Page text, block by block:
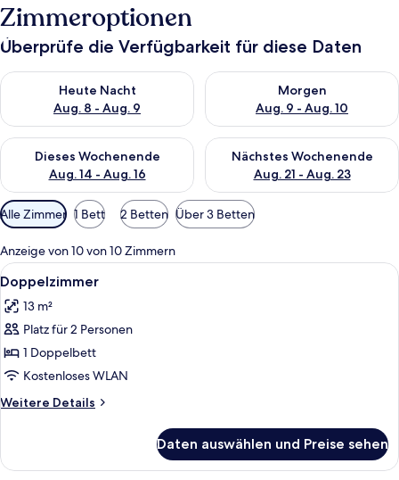
Zimmeroptionen
Überprüfe die Verfügbarkeit für diese Daten
Heute Nacht
Aug. 8 - Aug. 9
Überprüfe die Verfügbarkeit für heute Nacht, Aug. 8 - Aug. 9.
Morgen
Aug. 9 - Aug. 10
Überprüfe die Verfügbarkeit
Dieses Wochenende
Aug. 14 - Aug. 16
Überprüfe die Verfügbarkeit für dieses Wochenende, Aug. 14
Nächstes Wochenende
Aug. 21 - Aug. 23
Überprüfe die Verfügbarkeit
Verfügbare
Filter
für
Zimmer
Alle Zimmer 1 Bett 2 Betten Über 3 Betten
Anzeige von 10 von 10 Zimmern
Alle
Fotos
für
Doppelzimmer
anzeigen
Ein Hotelzimmer mit Bett,
4
Doppelzimmer
13 m²
Platz für 2 Personen
1 Doppelbett
Kostenloses WLAN
Weitere Details
Weitere
Daten auswählen und Preise sehen